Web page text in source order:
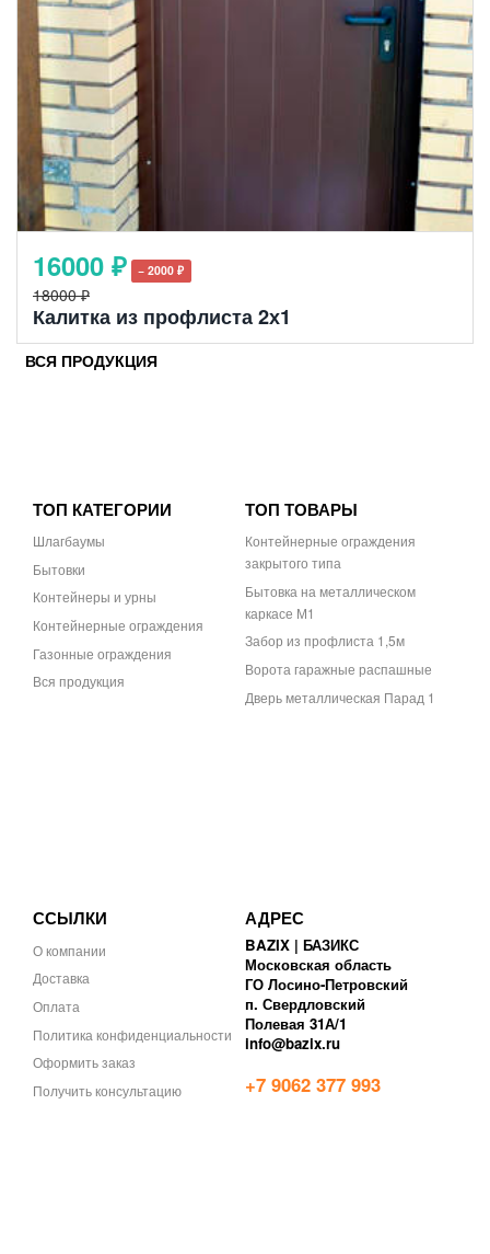
16000 ₽ − 2000 ₽
18000 ₽
Калитка из профлиста 2х1
ВСЯ ПРОДУКЦИЯ
ТОП КАТЕГОРИИ
Шлагбаумы
Бытовки
Контейнеры и урны
Контейнерные ограждения
Газонные ограждения
Вся продукция
ТОП ТОВАРЫ
Контейнерные ограждения
закрытого типа
Бытовка на металлическом
каркасе М1
Забор из профлиста 1,5м
Ворота гаражные распашные
Дверь металлическая Парад 1
ССЫЛКИ
О компании
Доставка
Оплата
Политика конфиденциальности
Оформить заказ
Получить консультацию
АДРЕС
BAZIX | БАЗИКС
Московская область
ГО Лосино-Петровский
п. Свердловский
Полевая 31А/1
info@bazix.ru
+7 9062 377 993